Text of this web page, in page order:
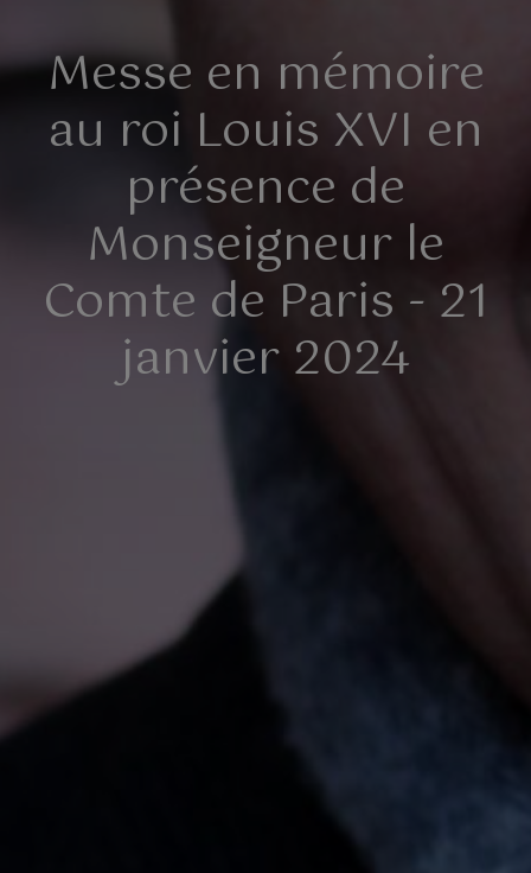
Messe en mémoire
au roi Louis XVI en
présence de
Monseigneur le
Comte de Paris - 21
janvier 2024